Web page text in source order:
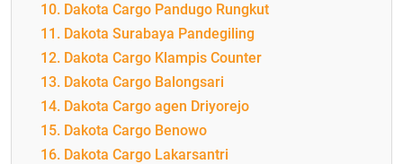
10. Dakota Cargo Pandugo Rungkut
11. Dakota Surabaya Pandegiling
12. Dakota Cargo Klampis Counter
13. Dakota Cargo Balongsari
14. Dakota Cargo agen Driyorejo
15. Dakota Cargo Benowo
16. Dakota Cargo Lakarsantri